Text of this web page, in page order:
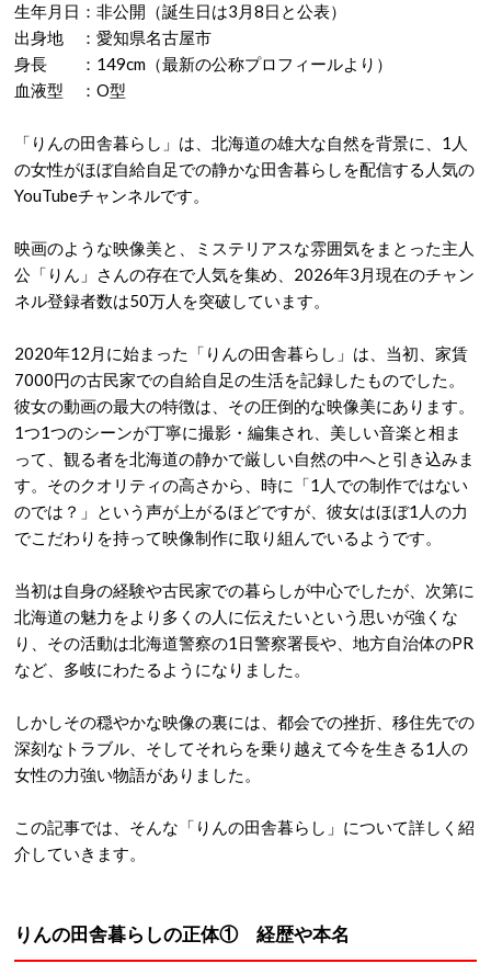
生年月日：非公開（誕生日は3月8日と公表）
出身地 ：愛知県名古屋市
身長 ：149cm（最新の公称プロフィールより）
血液型 ：O型
「りんの田舎暮らし」は、北海道の雄大な自然を背景に、1人
の女性がほぼ自給自足での静かな田舎暮らしを配信する人気の
YouTubeチャンネルです。
映画のような映像美と、ミステリアスな雰囲気をまとった主人
公「りん」さんの存在で人気を集め、2026年3月現在のチャン
ネル登録者数は50万人を突破しています。
2020年12月に始まった「りんの田舎暮らし」は、当初、家賃
7000円の古民家での自給自足の生活を記録したものでした。
彼女の動画の最大の特徴は、その圧倒的な映像美にあります。
1つ1つのシーンが丁寧に撮影・編集され、美しい音楽と相ま
って、観る者を北海道の静かで厳しい自然の中へと引き込みま
す。そのクオリティの高さから、時に「1人での制作ではない
のでは？」という声が上がるほどですが、彼女はほぼ1人の力
でこだわりを持って映像制作に取り組んでいるようです。
当初は自身の経験や古民家での暮らしが中心でしたが、次第に
北海道の魅力をより多くの人に伝えたいという思いが強くな
り、その活動は北海道警察の1日警察署長や、地方自治体のPR
など、多岐にわたるようになりました。
しかしその穏やかな映像の裏には、都会での挫折、移住先での
深刻なトラブル、そしてそれらを乗り越えて今を生きる1人の
女性の力強い物語がありました。
この記事では、そんな「りんの田舎暮らし」について詳しく紹
介していきます。
りんの田舎暮らしの正体① 経歴や本名